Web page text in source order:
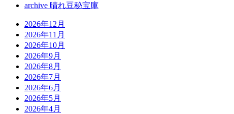
archive 晴れ豆秘宝庫
2026年12月
2026年11月
2026年10月
2026年9月
2026年8月
2026年7月
2026年6月
2026年5月
2026年4月